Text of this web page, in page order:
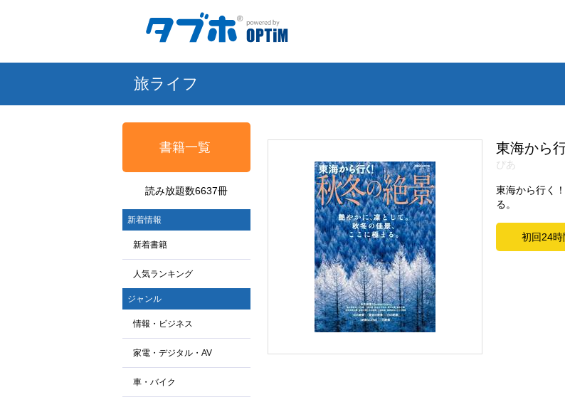
旅ライフ
書籍一覧
読み放題数6637冊
新着情報
新着書籍
人気ランキング
ジャンル
情報・ビジネス
家電・デジタル・AV
車・バイク
東海から
ぴあ
東海から行く
る。
初回24時